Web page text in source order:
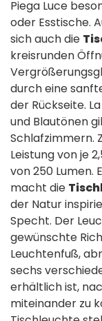
Piega Luce
oder Esstische.
sich auch die
kreisrunden
durch eine
der Rückseite.
und Blautönen
Schlafzimmern.
Leistung von je
von 250 Lumen.
macht die
der Natur
Specht. Der
gewünschte
Leuchtenfuß,
sechs
erhältlich ist,
miteinander zu